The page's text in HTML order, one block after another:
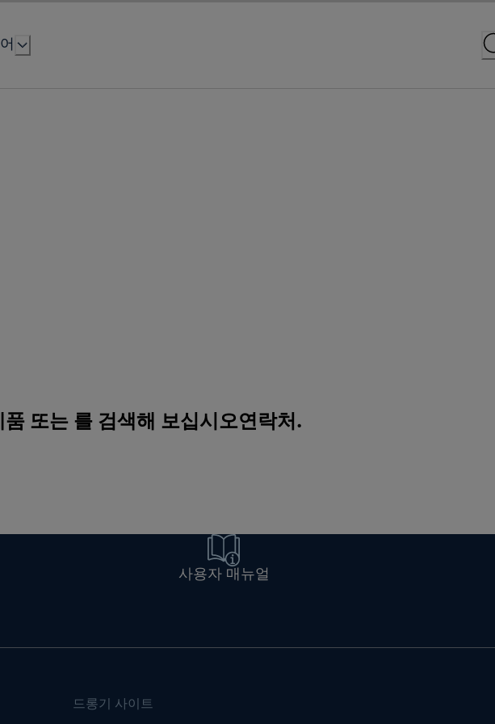
또는 를 검색해 보십시오연락처 .
사용자 매뉴얼
드롱기 사이트